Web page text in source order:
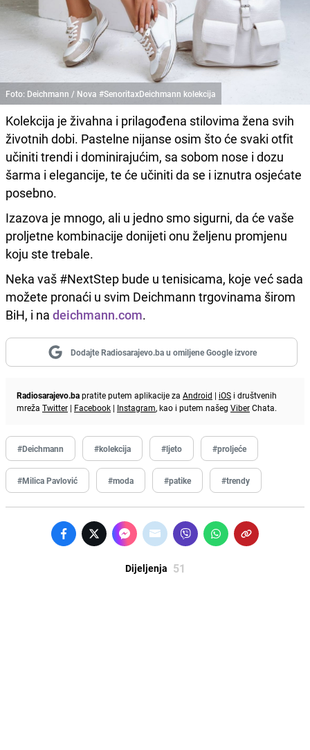
Foto: Deichmann / Nova #SenoritaxDeichmann kolekcija
Kolekcija je živahna i prilagođena stilovima žena svih
životnih dobi. Pastelne nijanse osim što će svaki otfit
učiniti trendi i dominirajućim, sa sobom nose i dozu
šarma i elegancije, te će učiniti da se i iznutra osjećate
posebno.
Izazova je mnogo, ali u jedno smo sigurni, da će vaše
proljetne kombinacije donijeti onu željenu promjenu
koju ste trebale.
Neka vaš #NextStep bude u tenisicama, koje već sada
možete pronaći u svim Deichmann trgovinama širom
BiH, i na deichmann.com.
Dodajte Radiosarajevo.ba u omiljene Google izvore
Radiosarajevo.bapratite putem aplikacije za Android | iOS i društvenih
mreža Twitter | Facebook | Instagram, kao i putem našeg ViberChata.
#Deichmann #kolekcija #ljeto #proljeće
#Milica Pavlović #moda #patike #trendy
Dijeljenja 51